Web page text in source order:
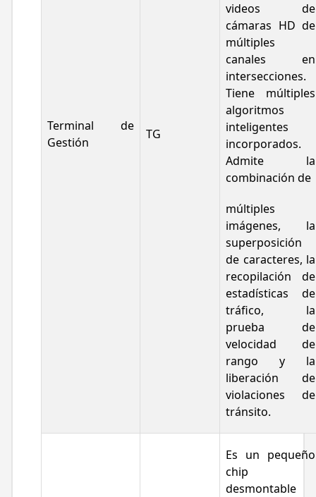
Terminal de
Gestión
TG
videos de
cámaras HD de
múltiples
canales en
intersecciones.
Tiene múltiples
algoritmos
inteligentes
incorporados.
Admite la
combinación de
múltiples
imágenes, la
superposición
de caracteres, la
recopilación de
estadísticas de
tráfico, la
prueba de
velocidad de
rango y la
liberación de
violaciones de
tránsito.
Es un pequeño
chip
desmontable